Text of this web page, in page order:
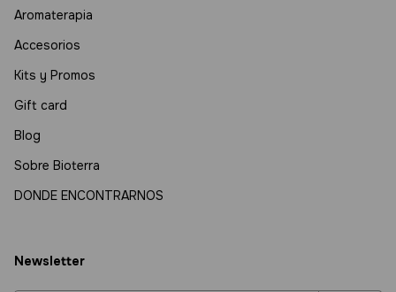
Aromaterapia
Accesorios
Kits y Promos
Gift card
Blog
Sobre Bioterra
DONDE ENCONTRARNOS
Newsletter